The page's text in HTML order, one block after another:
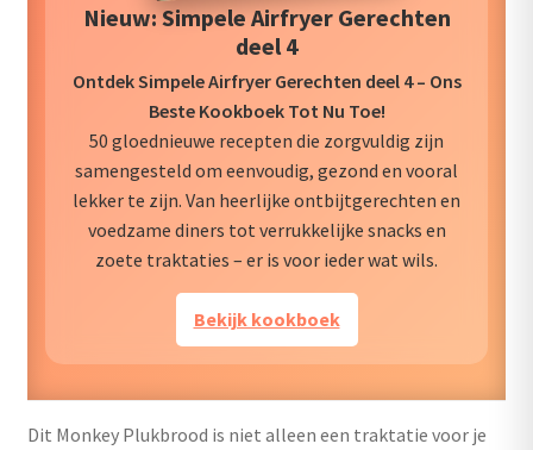
Nieuw: Simpele Airfryer Gerechten
deel 4
Ontdek Simpele Airfryer Gerechten deel 4 – Ons
Beste Kookboek Tot Nu Toe!
50 gloednieuwe recepten die zorgvuldig zijn
samengesteld om eenvoudig, gezond en vooral
lekker te zijn. Van heerlijke ontbijtgerechten en
voedzame diners tot verrukkelijke snacks en
zoete traktaties – er is voor ieder wat wils.
Bekijk kookboek
Dit Monkey Plukbrood is niet alleen een traktatie voor je